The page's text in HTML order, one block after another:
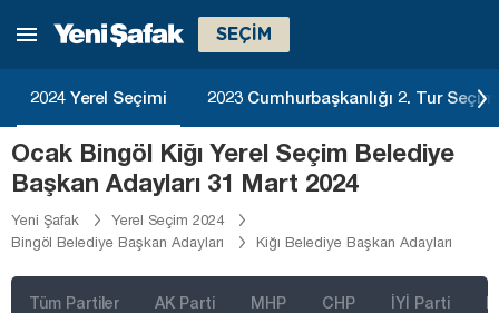
SEÇİM
2024 Yerel Seçimi 2023 Cumhurbaşkanlığı 2. Tur
Ocak Bingöl Kiğı Yerel Seçim Belediye
Başkan Adayları 31 Mart 2024
Yeni Şafak
Yerel Seçim 2024
Bingöl Belediye Başkan Adayları
Kiğı Belediye Başkan Adayları
Tüm Partiler AK Parti MHP CHP İYİ Parti
Artvin
Balıkesir
Bartın
Batman